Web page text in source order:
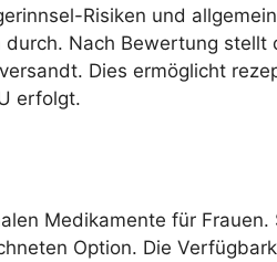
Risiken und
Nach Bewertung stellt
Dies ermöglicht
erfolgt.
Medikamente für
Option. Die